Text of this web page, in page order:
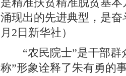
坚决打赢脱贫攻坚战 绿水青山就是
美丽中国长江行——共舞长江经济带·生
新春走基层 跨越发展、争创一流；
学习贯彻党的十九大精神 党的十九
涌现出的先进典型，是
月2日新华社）
“农民院士”是干部群
称”形象诠释了朱有勇的